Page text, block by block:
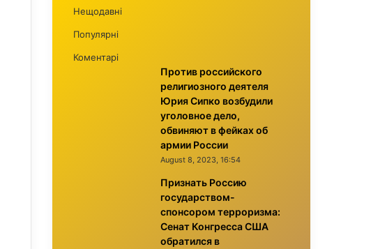
Нещодавні
Популярні
Коментарі
Против российского
религиозного деятеля
Юрия Сипко возбудили
уголовное дело,
обвиняют в фейках об
армии России
August 8, 2023, 16:54
Признать Россию
государством-
спонсором терроризма:
Сенат Конгресса США
обратился в